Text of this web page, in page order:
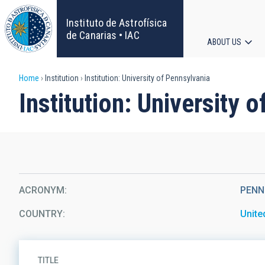
Skip
to
main
content
Instituto de Astrofísica
de Canarias • IAC
ABOUT US
Breadcrumb
Home Institution Institution: University of Pennsylvania
Institution: University
ACRONYM PENN
COUNTRY
TITLE